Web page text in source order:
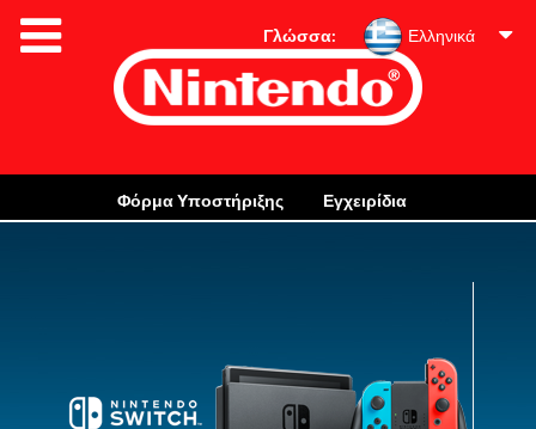
Γλώσσα: Ελληνικά
Φόρμα Υποστήριξης Εγχειρίδια